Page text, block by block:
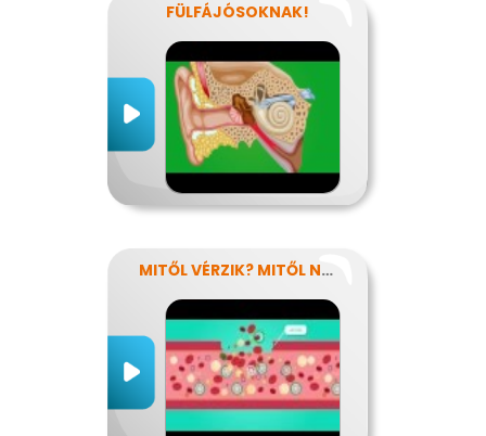
FÜLFÁJÓSOKNAK!
MITŐL VÉRZIK? MITŐL NEM VÉRZIK?